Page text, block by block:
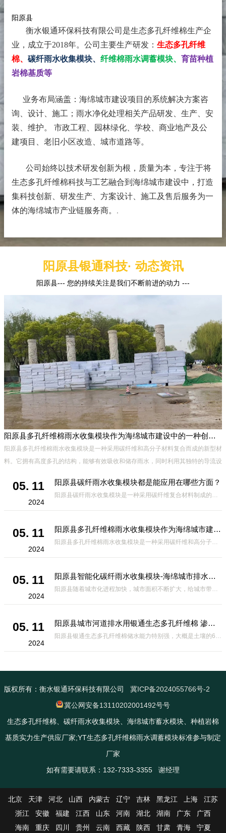
阳原县
衡水银通环保科技有限公司是生态多孔纤维棉生产企
业，成立于2018年。 公司主要生产研发： 生态多孔纤维
棉、 碳纤雨水收集模块、 纤维棉雨水调蓄模块、 育苗种植
岩棉基质等
业务布局涵盖：海绵城市建设项目的系统解决方案咨
询、设计、施工；雨水净化处理相关产品研发、生产、安
装、维护。 市政工程、园林绿化、学校、商业地产及公
建项目、老旧小区改造、城市道路等。
公司始终以技术研发创新为根，质量为本，专注于将
生态多孔纤维棉科技与工艺融合到海绵城市建设中，打造
集科技创新、研发生产、方案设计、施工及售后服务为一
体的海绵城市产业链服务商。
阳原县银通科技· 动态资讯
阳原县--- 您的持续关注是我们不断前进的动力 ---
阳原县多孔纤维棉雨水收集模块作为海绵城市建设中的一种创新材料
阳原县多孔纤维棉雨水收集模块是一种采用碳纤维和高分子材料复合而成的新型材
料。它拥有高度多孔的结构，能够有效吸收和储存雨水，同时利用其独特的导流设
05. 11
2024
阳原县碳纤雨水收集模块都是能应用在哪些方面？
阳原县碳纤雨水收集模块是一种采用碳纤维复合材料制成的雨水收集装置，具有*、环保、可持续等诸多优点。这种模块的设计独特，结构轻巧且强度高，耐腐蚀，能够在各种环境条件下稳定运行。其广泛的应用领域不仅体现在城市规
05. 11
2024
阳原县多孔纤维棉雨水收集模块作为海绵城市建设中的一种创新材料
阳原县多孔纤维棉雨水收集模块是一种采用碳纤维和高分子材料复合而成的新型材料。它拥有高度多孔的结构，能够有效吸收和储存雨水，同时利用其独特的导流设计，将雨水迅速排出，有效防止城市内涝的发生。此外，该材料还具有
05. 11
2024
阳原县智能化碳纤雨水收集模块-海绵城市排水蓄水系统的优选项
阳原县随着城市化进程加快，城市面积不断扩大，给城市带来的问题也随之增加。其中之一就是水资源的短缺。雨水收集是一种解决城市水资源短缺的有效途径。在雨水收集技术中，智能化碳纤雨水收集模块的出现，为解决城市水资源
05. 11
2024
阳原县城市河道排水用银通生态多孔纤维棉 渗透性好重量轻
阳原县银通生态多孔纤维棉储水能力特别强，大概是土壤的6倍，所以在下暴雨或者是严重的雨雪天气时，能将降水量很好的吸收掉，到了天气晴朗之后又会将这些水分蒸发到空气中。这种材料在绿化环保上能起到很大的作用，能够大
版权所有：衡水银通环保科技有限公司
冀ICP备2024055766号-2
冀公网安备13110202001492号号
生态多孔纤维棉、碳纤雨水收集模块、海绵城市蓄水模块、种植岩棉
基质实力生产供应厂家;YT生态多孔纤维棉雨水调蓄模块标准参与制定
厂家
如有需要请联系：132-7333-3355 谢经理
北京 天津 河北 山西 内蒙古 辽宁 吉林 黑龙江 上海
江苏
浙江
安徽 福建 江西 山东 河南 湖北 湖南 广东
广西
海南
重庆 四川 贵州 云南 西藏 陕西 甘肃 青海 宁夏